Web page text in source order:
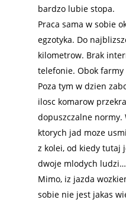
bardzo lubie stopa.
Praca sama w sobie
egzotyka. Do
kilometrow. Brak
telefonie. Obok
Poza tym w dzien
ilosc komarow
dopuszczalne normy.
ktorych jad moze
z kolei, od kiedy tutaj
dwoje mlodych ludzi…
Mimo, iz jazda
sobie nie jest jakas